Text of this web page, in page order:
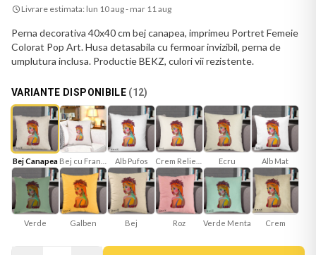
Livrare estimata: lun 10 aug - mar 11 aug
Perna decorativa 40x40 cm bej canapea, imprimeu Portret Femeie
Colorat Pop Art. Husa detasabila cu fermoar invizibil, perna de
umplutura inclusa. Productie BEKZ, culori vii rezistente.
VARIANTE DISPONIBILE (12)
Bej Canapea Alb Pufos Ecru Alb Mat
Verde Galben Bej Roz Verde Menta Crem